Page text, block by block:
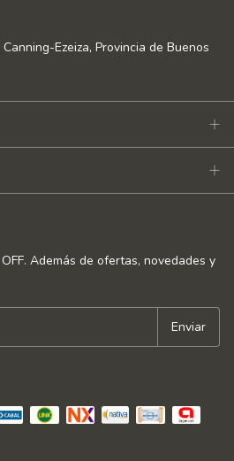
Ezeiza, Provincia de Buenos
Además de ofertas, novedades y